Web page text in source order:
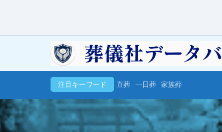
注目キーワード 直葬 一日葬 家族葬